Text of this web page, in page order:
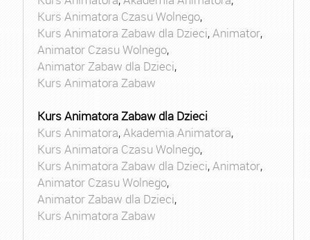
Kurs Animatora Czasu Wolnego,
Kurs Animatora Zabaw dla Dzieci,Animator,
Animator Czasu Wolnego,
Animator Zabaw dla Dzieci,
Kurs Animatora Zabaw
Kurs Animatora Zabaw dla Dzieci
Kurs Animatora,Akademia Animatora,
Kurs Animatora Czasu Wolnego,
Kurs Animatora Zabaw dla Dzieci,Animator,
Animator Czasu Wolnego,
Animator Zabaw dla Dzieci,
Kurs Animatora Zabaw